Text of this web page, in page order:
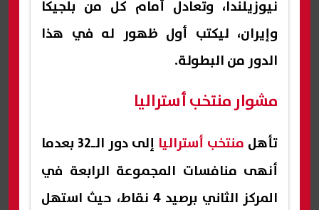
نيوزيلندا، وتعادل أمام كل من بلجيكا
وإيران، ليكتب أول ظهور له في هذا
الدور من البطولة.
مشوار منتخب أستراليا
تأهل منتخب أستراليا
إلى دور الـ32 بعدما
أنهى منافسات المجموعة الرابعة في
المركز الثاني برصيد 4 نقاط، حيث استهل